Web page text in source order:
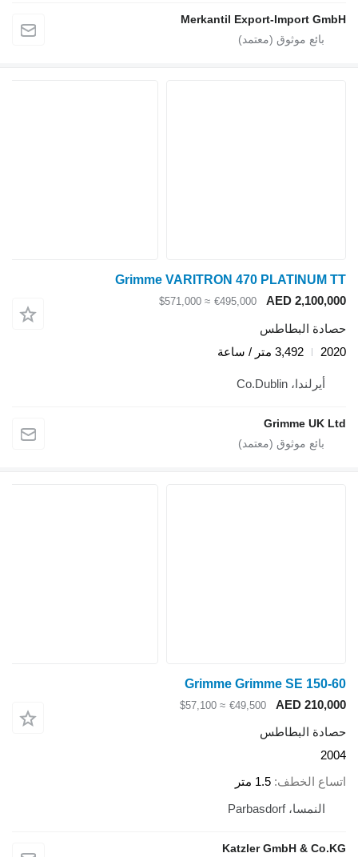
Merkantil Export-Import GmbH
Grimme VARITRON 470 PLATINUM TT
AED 2,100,000
€495,000
≈ $571,000
حصادة البطاطس
2020
3,492 متر / ساعة
أيرلندا، Co.Dublin
Grimme UK Ltd
Grimme Grimme SE 150-60
AED 210,000
€49,500
≈ $57,100
حصادة البطاطس
2004
اتساع الخطف 1.5 متر
النمسا، Parbasdorf
Katzler GmbH & Co.KG